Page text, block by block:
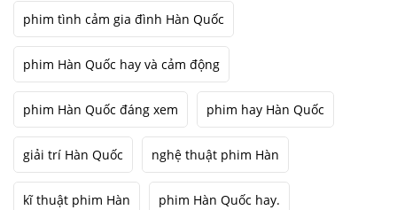
phim tình cảm gia đình Hàn Quốc
phim Hàn Quốc hay và cảm động
phim Hàn Quốc đáng xem phim hay Hàn Quốc
giải trí Hàn Quốc nghệ thuật phim Hàn
kĩ thuật phim Hàn phim Hàn Quốc hay.